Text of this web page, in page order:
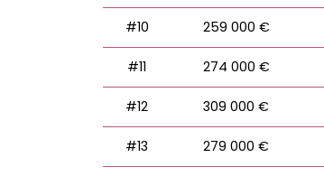
#10 259 000 €
#11 274 000 €
#12 309 000 €
#13 279 000 €